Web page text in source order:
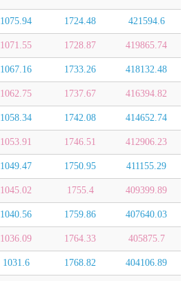
1075.94 1724.48 421594.6
1071.55 1728.87 419865.74
1067.16 1733.26 418132.48
1062.75 1737.67 416394.82
1058.34 1742.08 414652.74
1053.91 1746.51 412906.23
1049.47 1750.95 411155.29
1045.02 1755.4 409399.89
1040.56 1759.86 407640.03
1036.09 1764.33 405875.7
1031.6 1768.82 404106.89